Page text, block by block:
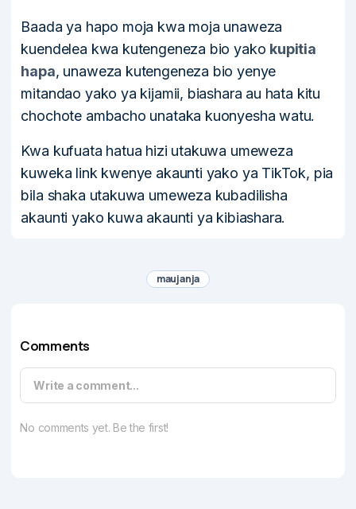
Baada ya hapo moja kwa moja unaweza
kuendelea kwa kutengeneza bio yako kupitia
hapa, unaweza kutengeneza bio yenye
mitandao yako ya kijamii, biashara au hata kitu
chochote ambacho unataka kuonyesha watu.
Kwa kufuata hatua hizi utakuwa umeweza
kuweka link kwenye akaunti yako ya TikTok, pia
bila shaka utakuwa umeweza kubadilisha
akaunti yako kuwa akaunti ya kibiashara.
maujanja
Comments
Write a comment...
No comments yet. Be the first!